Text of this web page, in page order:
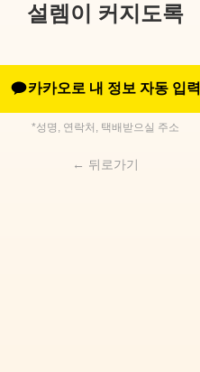
설렘이 커지도록
카카오로 내 정보 자동 입력
*성명, 연락처, 택배받으실 주소
← 뒤로가기